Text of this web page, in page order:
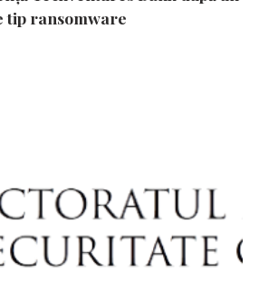
tip ransomware